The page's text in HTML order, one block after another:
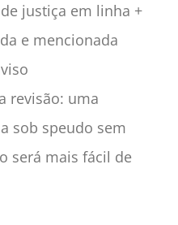
justiça em linha +
e mencionada
revisão: uma
sob speudo sem
será mais fácil de